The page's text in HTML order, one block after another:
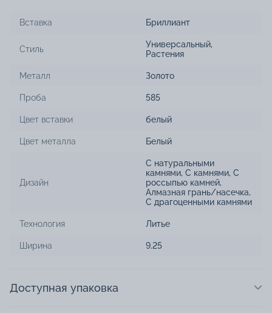
Вставка Бриллиант
Стиль Универсальный,
Растения
Металл Золото
Проба 585
Цвет вставки белый
Цвет металла Белый
Дизайн
С натуральными
камнями, С камнями, С
россыпью камней,
Алмазная грань/насечка,
С драгоценными камнями
Технология Литье
Ширина 9.25
Доступная упаковка